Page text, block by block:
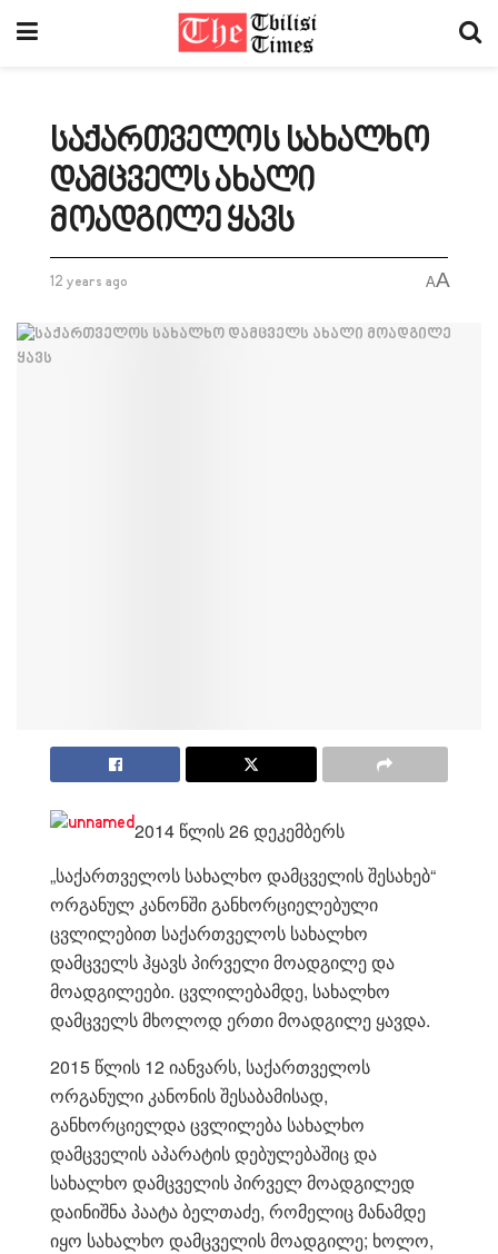
საქართველოს სახალხო
დამცველს ახალი
მოადგილე ყავს
12 years ago AA
2014 წლის 26 დეკემბერს
„საქართველოს სახალხო დამცველის შესახებ“
ორგანულ კანონში განხორციელებული
ცვლილებით საქართველოს სახალხო
დამცველს ჰყავს პირველი მოადგილე და
მოადგილეები. ცვლილებამდე, სახალხო
დამცველს მხოლოდ ერთი მოადგილე ყავდა.
2015 წლის 12 იანვარს, საქართველოს
ორგანული კანონის შესაბამისად,
განხორციელდა ცვლილება სახალხო
დამცველის აპარატის დებულებაშიც და
სახალხო დამცველის პირველ მოადგილედ
დაინიშნა პაატა ბელთაძე, რომელიც მანამდე
იყო სახალხო დამცველის მოადგილე; ხოლო,